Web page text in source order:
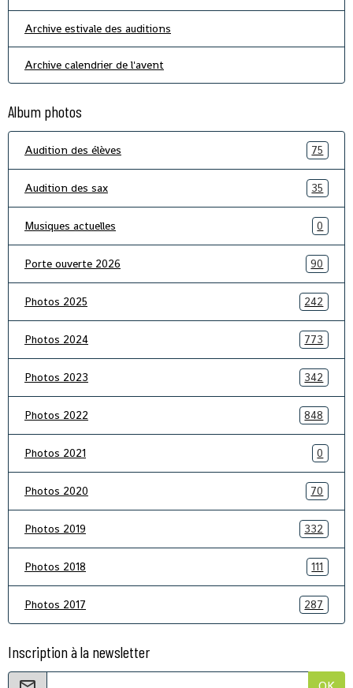
Archive estivale des auditions
Archive calendrier de l'avent
Album photos
Audition des élèves 75
Audition des sax 35
Musiques actuelles 0
Porte ouverte 2026 90
Photos 2025 242
Photos 2024 773
Photos 2023 342
Photos 2022 848
Photos 2021 0
Photos 2020 70
Photos 2019 332
Photos 2018 111
Photos 2017 287
Inscription à la newsletter